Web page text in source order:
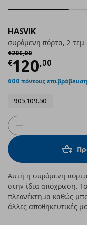
HASVIK
συρόμενη πόρτα, 2 τεμ.
€200,00
Αρχική τιμή
€120,00
Τρέχουσα
600 πόντους
905.109.50
Αυτή η συρόμενη πόρτα
στην ίδια απόχρωση. Το
πλεονέκτημα καθώς
άλλες αποθηκευτικές